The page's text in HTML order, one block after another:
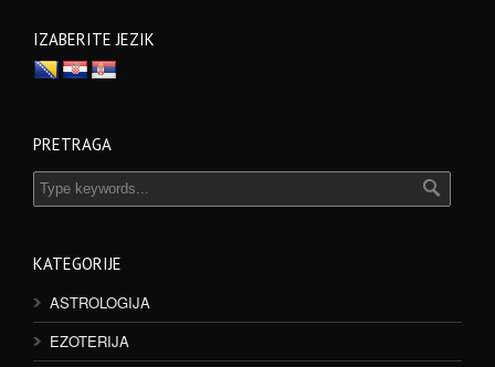
IZABERITE JEZIK
PRETRAGA
KATEGORIJE
ASTROLOGIJA
EZOTERIJA